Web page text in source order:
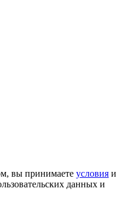
вы принимаете условия и
данных и